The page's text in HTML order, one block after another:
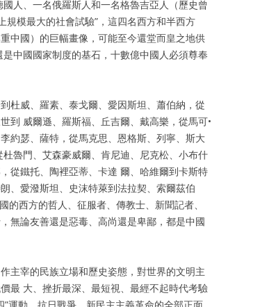
人、一名俄羅斯人和一名格魯吉亞人（歷史曾
規模最大的社會試驗”，這四名西方和半西方
中國）的巨幅畫像，可能至今還堂而皇之地供
中國國家制度的基石，十數億中國人必須尊奉
杜威、羅素、泰戈爾、愛因斯坦、蕭伯納，從
到 威爾遜、羅斯福、丘吉爾、戴高樂，從馬可•
約瑟、薩特，從馬克思、恩格斯、列寧、斯大
魯門、艾森豪威爾、肯尼迪、尼克松、小布什
從鐵托、陶裡亞蒂、卡達 爾、哈維爾到卡斯特
、愛潑斯坦、史沫特萊到法拉契、索爾茲伯
西方的哲人、征服者、傳教士、新聞記者、
無論友善還是惡毒、高尚還是卑鄙，都是中國
主宰的民族立場和歷史姿態，對世界的文明主
最 大、挫折最深、最短視、最經不起時代考驗